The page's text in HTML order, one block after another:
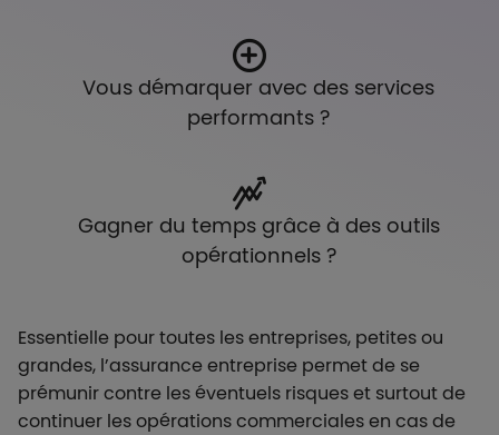
Vous démarquer avec des services
performants ?
Gagner du temps grâce à des outils
opérationnels ?
Essentielle pour toutes les entreprises, petites ou
grandes, l’assurance entreprise permet de se
prémunir contre les éventuels risques et surtout de
continuer les opérations commerciales en cas de